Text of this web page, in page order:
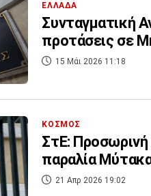
ΕΛΛΑΔΑ
Συνταγματική
προτάσεις σε
15 Μάι 2026 11:18
ΚΟΣΜΟΣ
ΣτΕ:
παραλία
21 Απρ 2026 19:02